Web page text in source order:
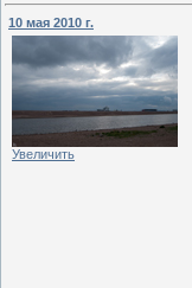
10 мая 2010 г.
Увеличить